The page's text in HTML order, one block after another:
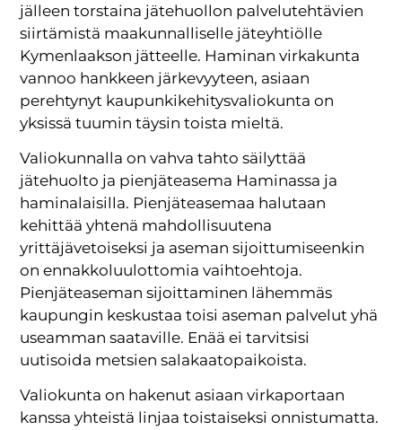
jälleen torstaina jätehuollon palvelutehtävien
siirtämistä maakunnalliselle jäteyhtiölle
Kymenlaakson jätteelle. Haminan virkakunta
vannoo hankkeen järkevyyteen, asiaan
perehtynyt kaupunkikehitysvaliokunta on
yksissä tuumin täysin toista mieltä.
Valiokunnalla on vahva tahto säilyttää
jätehuolto ja pienjäteasema Haminassa ja
haminalaisilla. Pienjäteasemaa halutaan
kehittää yhtenä mahdollisuutena
yrittäjävetoiseksi ja aseman sijoittumiseenkin
on ennakkoluulottomia vaihtoehtoja.
Pienjäteaseman sijoittaminen lähemmäs
kaupungin keskustaa toisi aseman palvelut yhä
useamman saataville. Enää ei tarvitsisi
uutisoida metsien salakaatopaikoista.
Valiokunta on hakenut asiaan virkaportaan
kanssa yhteistä linjaa toistaiseksi onnistumatta.